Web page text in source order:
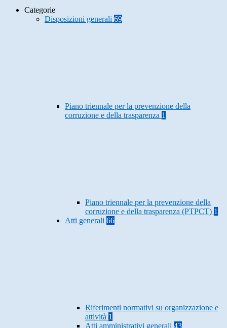
Categorie
Disposizioni generali 69
Piano triennale per la prevenzione della
corruzione e della trasparenza 1
Piano triennale per la prevenzione della
corruzione e della trasparenza (PTPCT) 1
Atti generali 66
Riferimenti normativi su organizzazione e
attività 1
Atti amministrativi generali 43